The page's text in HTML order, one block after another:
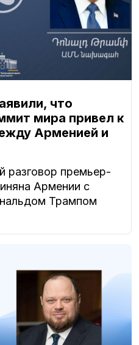
что
мира привел к
Арменией и
разговор премьер-
Армении с
Трампом